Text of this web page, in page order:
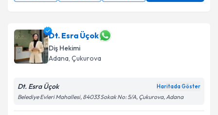
Dt. Esra Üçok
Diş Hekimi
Adana, Çukurova
Dt. Esra Üçok Haritada Göster
Belediye Evleri Mahallesi, 84033 Sokak No: 5/A, Çukurova, Adana